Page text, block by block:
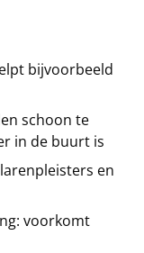
bijvoorbeeld
schoon te
in de buurt is
en
voorkomt